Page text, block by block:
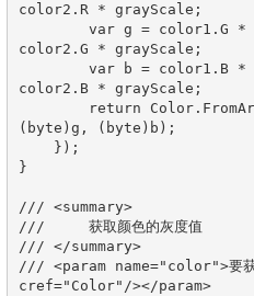
color2.R * grayScale;
color2.G * grayScale;
color2.B * grayScale;
(byte)g, (byte)b);
}
/// <summary>
///     获取颜色的灰度值
/// </summary>
/// <param name="color">要获
cref="Color"/></param>